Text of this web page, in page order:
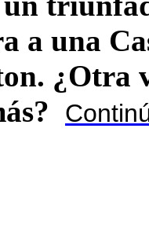
a una
¿Otra